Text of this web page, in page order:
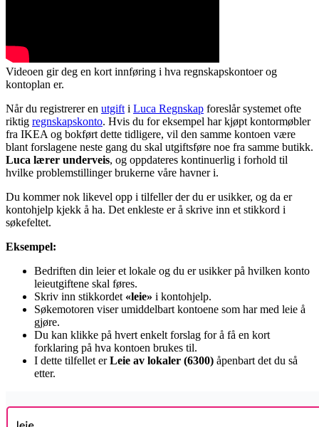
Videoen gir deg en kort innføring i hva regnskapskontoer og
kontoplan er.
Når du registrerer en utgift i Luca Regnskap foreslår systemet ofte
riktig regnskapskonto. Hvis du for eksempel har kjøpt kontormøbler
fra IKEA og bokført dette tidligere, vil den samme kontoen være
blant forslagene neste gang du skal utgiftsføre noe fra samme butikk.
Luca lærer underveis, og oppdateres kontinuerlig i forhold til
hvilke problemstillinger brukerne våre havner i.
Du kommer nok likevel opp i tilfeller der du er usikker, og da er
kontohjelp kjekk å ha. Det enkleste er å skrive inn et stikkord i
søkefeltet.
Eksempel:
Bedriften din leier et lokale og du er usikker på hvilken konto
leieutgiftene skal føres.
Skriv inn stikkordet «leie» i kontohjelp.
Søkemotoren viser umiddelbart kontoene som har med leie å
gjøre.
Du kan klikke på hvert enkelt forslag for å få en kort
forklaring på hva kontoen brukes til.
I dette tilfellet erLeie av lokaler (6300) åpenbart det du så
etter.